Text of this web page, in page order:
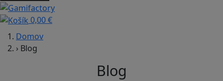
0,00 €
Domov
› Blog
Blog